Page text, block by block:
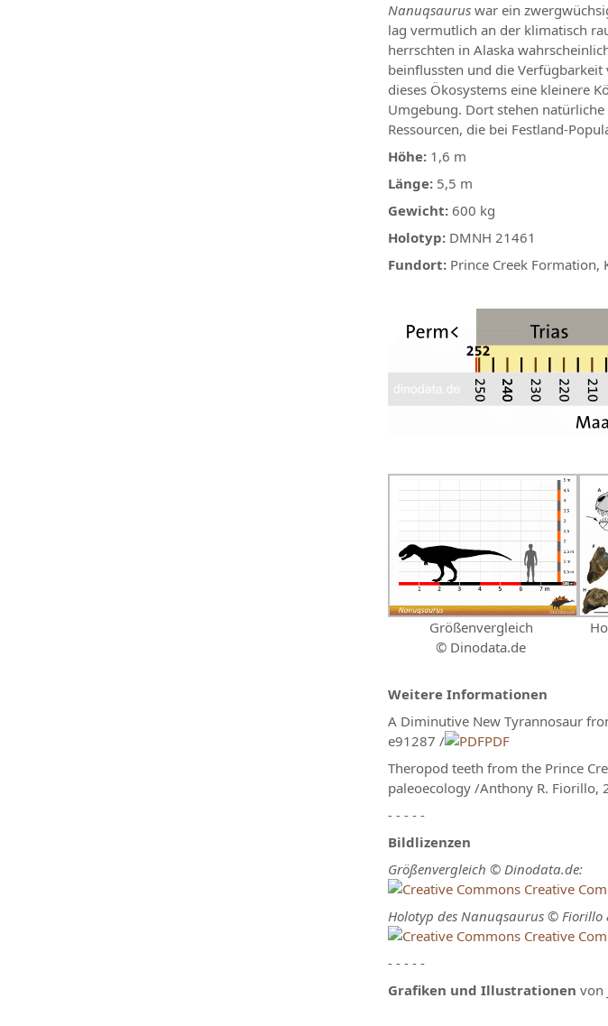
Nanuqsaurus war ein
lag vermutlich an der klimatisch
herrschten in Alaska
beinflussten und die Verfügbarkeit
dieses Ökosystems eine kleinere
Umgebung. Dort stehen
Ressourcen, die bei Festland-
Höhe: 1,6 m
Länge: 5,5 m
Gewicht: 600 kg
Holotyp: DMNH 21461
Fundort: Prince Creek Formation,
Größenvergleich
© Dinodata.de
Weitere Informationen
A Diminutive New Tyrannosaur
e91287 /
PDF
Theropod teeth from the Prince
paleoecology /Anthony R. Fiorillo,
- - - - -
Bildlizenzen
Größenvergleich © Dinodata.de:
Creative
Holotyp des Nanuqsaurus © Fiorillo
Creative
- - - - -
Grafiken und Illustrationen von